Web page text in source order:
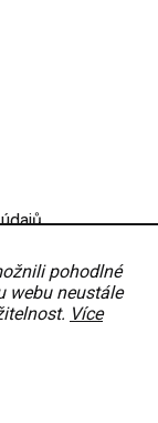
pohodlné
webu neustále
Více